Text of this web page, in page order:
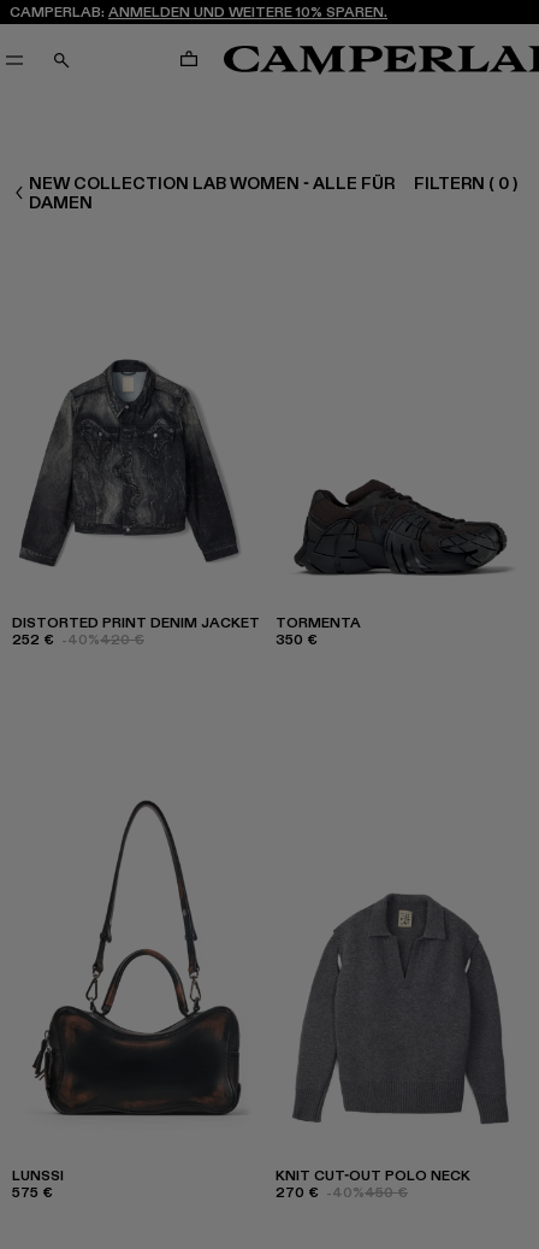
CAMPERLAB: ANMELDEN UND WEITERE 10% SPAREN.
SUCHEN WARENKORB
DAMEN ALLE
NEW COLLECTION LAB WOMEN - ALLE FÜR
DAMEN
FILTERN ( 0)
DISTORTED PRINT DENIM JACKET
252 € -40%420 €
TORMENTA
350 €
LUNSSI
575 €
KNIT CUT-OUT POLO NECK
270 € -40%450 €